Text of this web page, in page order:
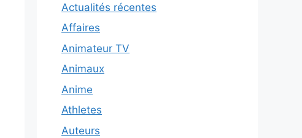
Actualités récentes
Affaires
Animateur TV
Animaux
Anime
Athletes
Auteurs